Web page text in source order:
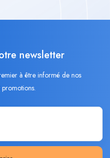
newsletter
à être informé de nos